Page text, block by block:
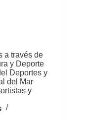
a través de
y Deporte
Deportes y
del Mar
y